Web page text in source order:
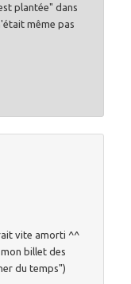
plantée" dans
même pas
vite amorti ^^
billet des
du temps")